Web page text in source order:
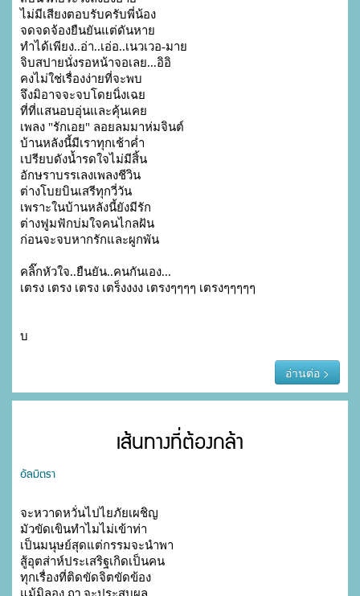
ไม่มีเสียงตอบรับครับพี่น้อง
จดจดจ้องยืนยันแต่ดันหาย
ทำได้เพียง..อ่า..เอ่อ..เนวเวอ-มาย
จิบสปายนั่งรอหน้าจอเลย...อิอิ
คงไม่ใช่เรื่องง่ายที่จะพบ
จึงมิอาจจะจบโดยนิ่งเฉย
ที่ที่แสนอบอุ่นและคุ้นเคย
เพลง "รักเอย" ลอยลมมาห่มจินต์
บ้านหลังนี้มีเราทุกเช้าค่ำ
เปรียบดังน้ำรดใจไม่มีสิ้น
อักษราบรรเลงเพลงชีวิน
ต่างโบยบินเสรีทุกวี่วัน
เพราะในบ้านหลังนี้ยังมีรัก
ต่างฟูมฟักบ่มใจคนไกลฝัน
ก่อนจะจบหากรักและผูกพัน
คลิ๊กหัวใจ..ยืนยัน..คนกันเอง...
เตรง เตรง เตรง เตร็งงงง เตรงๆๆๆๆ เตรงๆๆๆๆๆ
บ
อ่านต่อ >
เส้นทางที่ต้องกล้า
อัลมิตรา
จะหวาดหวั่นไปไยภัยเผชิญ
มัวขัดเขินทำไมไม่เข้าท่า
เป็นมนุษย์สุดแต่กรรมจะนำพา
สู้อุตส่าห์ประเสริฐเกิดเป็นคน
ทุกเรื่องที่ติดขัดจิตขัดข้อง